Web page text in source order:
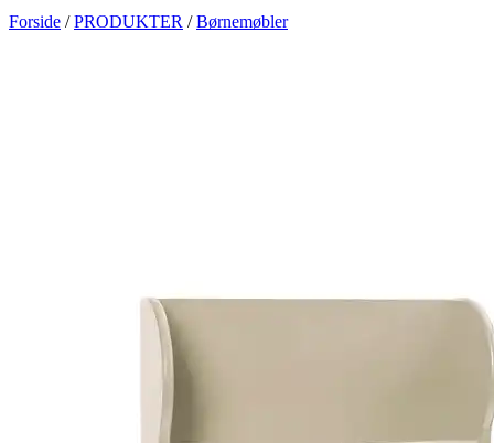
Forside /PRODUKTER /Børnemøbler